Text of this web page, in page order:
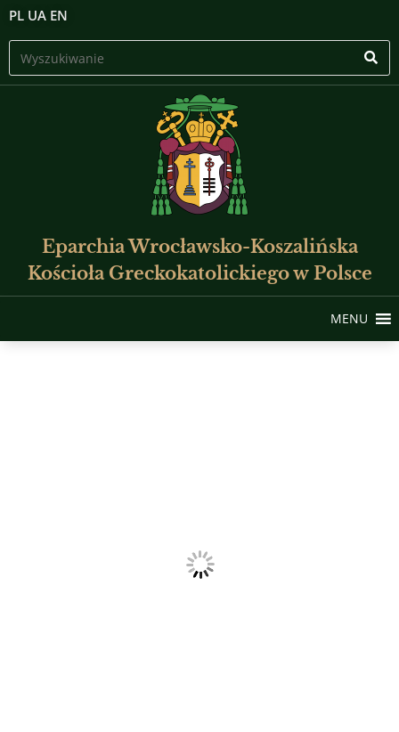
PL UA EN
Eparchia Wrocławsko-Koszalińska
Kościoła Greckokatolickiego w Polsce
MENU